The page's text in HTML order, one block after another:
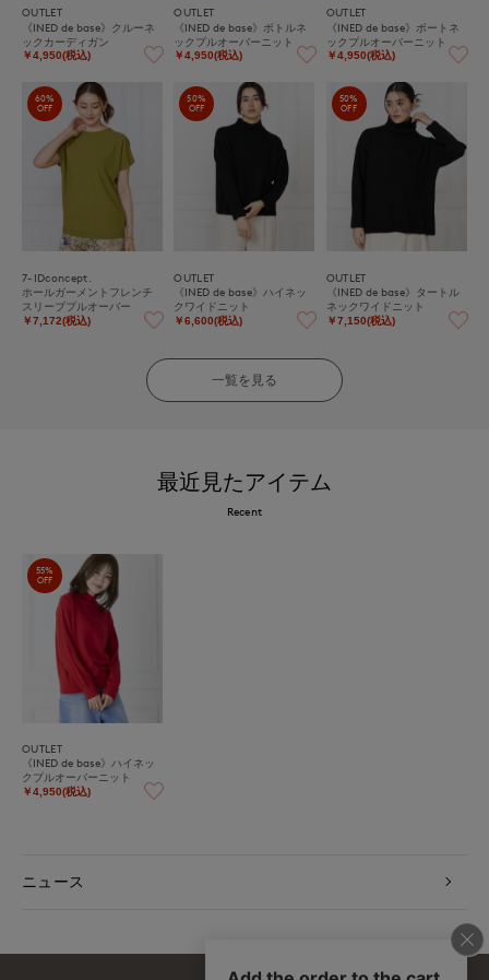
OUTLET
《INED de base》クルーネ
ックカーディガン
￥4,950(税込)
OUTLET
《INED de base》ボトルネ
ックプルオーバーニット
￥4,950(税込)
OUTLET
《INED de base》ボートネ
ックプルオーバーニット
￥4,950(税込)
60%
OFF
7-IDconcept.
ホールガーメントフレンチ
スリーブプルオーバー
￥7,172(税込)
50%
OFF
OUTLET
《INED de base》ハイネッ
クワイドニット
￥6,600(税込)
50%
OFF
OUTLET
《INED de base》タートル
ネックワイドニット
￥7,150(税込)
一覧を見る
最近見たアイテム
Recent
55%
OFF
OUTLET
《INED de base》ハイネッ
クプルオーバーニット
￥4,950(税込)
ニュース